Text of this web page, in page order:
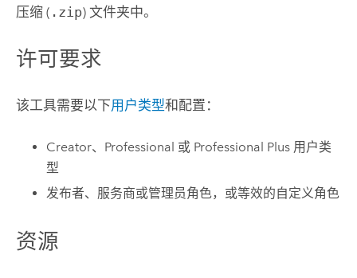
压缩 ( .zip) 文件夹中。
许可要求
该工具需要以下用户类型和配置：
Creator、 Professional 或 Professional Plus 用户类
型
发布者、服务商或管理员角色，或等效的自定义角色
资源